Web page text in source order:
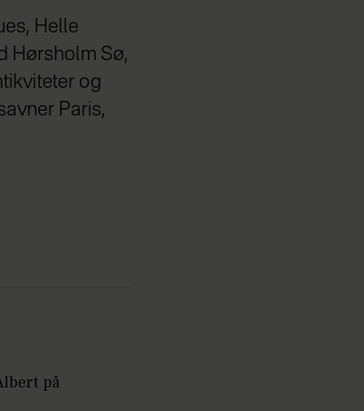
Helle
Hørsholm Sø,
og
Paris,
på